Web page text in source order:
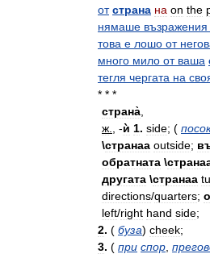
от страна на on the
нямаше възражения
това е лошо от
много мило от ваша
тегля чергата на
* * *
страна̀
ж
, -ѝ 1. side; (
\странаа outside;
обратната \
другата \странаа
directions/quarters;
left/right hand side;
2. ( буза) cheek;
3. ( при спор